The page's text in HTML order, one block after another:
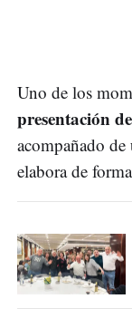
Uno de los
presentación
acompañado
elabora de